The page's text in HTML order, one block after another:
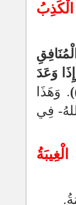
وَعَدَ
. وَهَذَا
فِي